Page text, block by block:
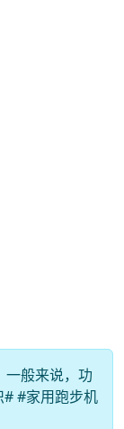
一般来说，功
# #家用跑步机